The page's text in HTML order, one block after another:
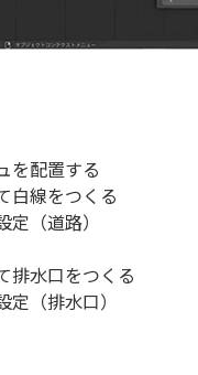
を配置する
白線をつくる
（道路）
排水口をつくる
（排水口）